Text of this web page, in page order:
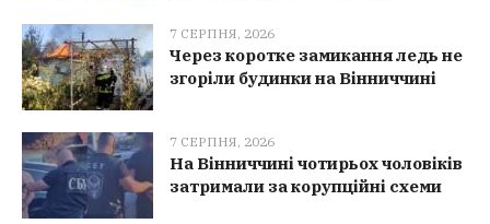
7 СЕРПНЯ, 2026
Через коротке замикання ледь не
згоріли будинки на Вінниччині
7 СЕРПНЯ, 2026
На Вінниччині чотирьох чоловіків
затримали за корупційні схеми